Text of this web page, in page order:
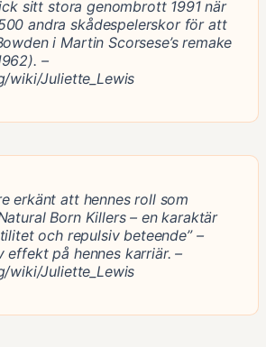
sitt stora genombrott 1991 när
andra skådespelerskor för att
i Martin Scorsese’s remake
–
wiki/Juliette_Lewis
erkänt att hennes roll som
Born Killers – en karaktär
och repulsiv beteende” –
effekt på hennes karriär. –
wiki/Juliette_Lewis